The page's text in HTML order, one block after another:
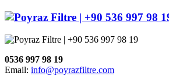
0536 997 98 19
Email: info@poyrazfiltre.com